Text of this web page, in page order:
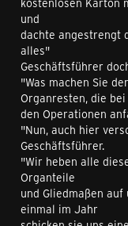
kostenlosen Karton
und
dachte angestrengt
alles"
Geschäftsführer
"Was machen Sie
Organresten, die bei
den Operationen
"Nun, auch hier
Geschäftsführer.
"Wir heben alle
Organteile
und Gliedmaßen
einmal im Jahr